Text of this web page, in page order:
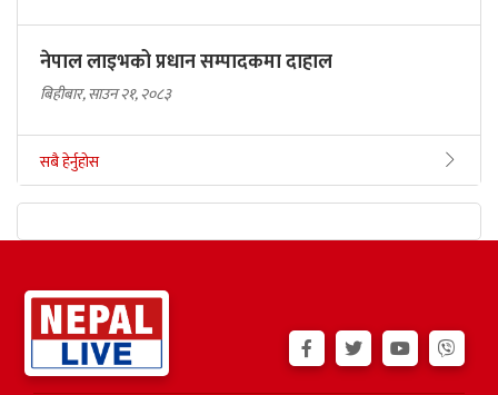
नेपाल लाइभको प्रधान सम्पादकमा दाहाल
बिहीबार, साउन २१, २०८३
सबै हेर्नुहोस